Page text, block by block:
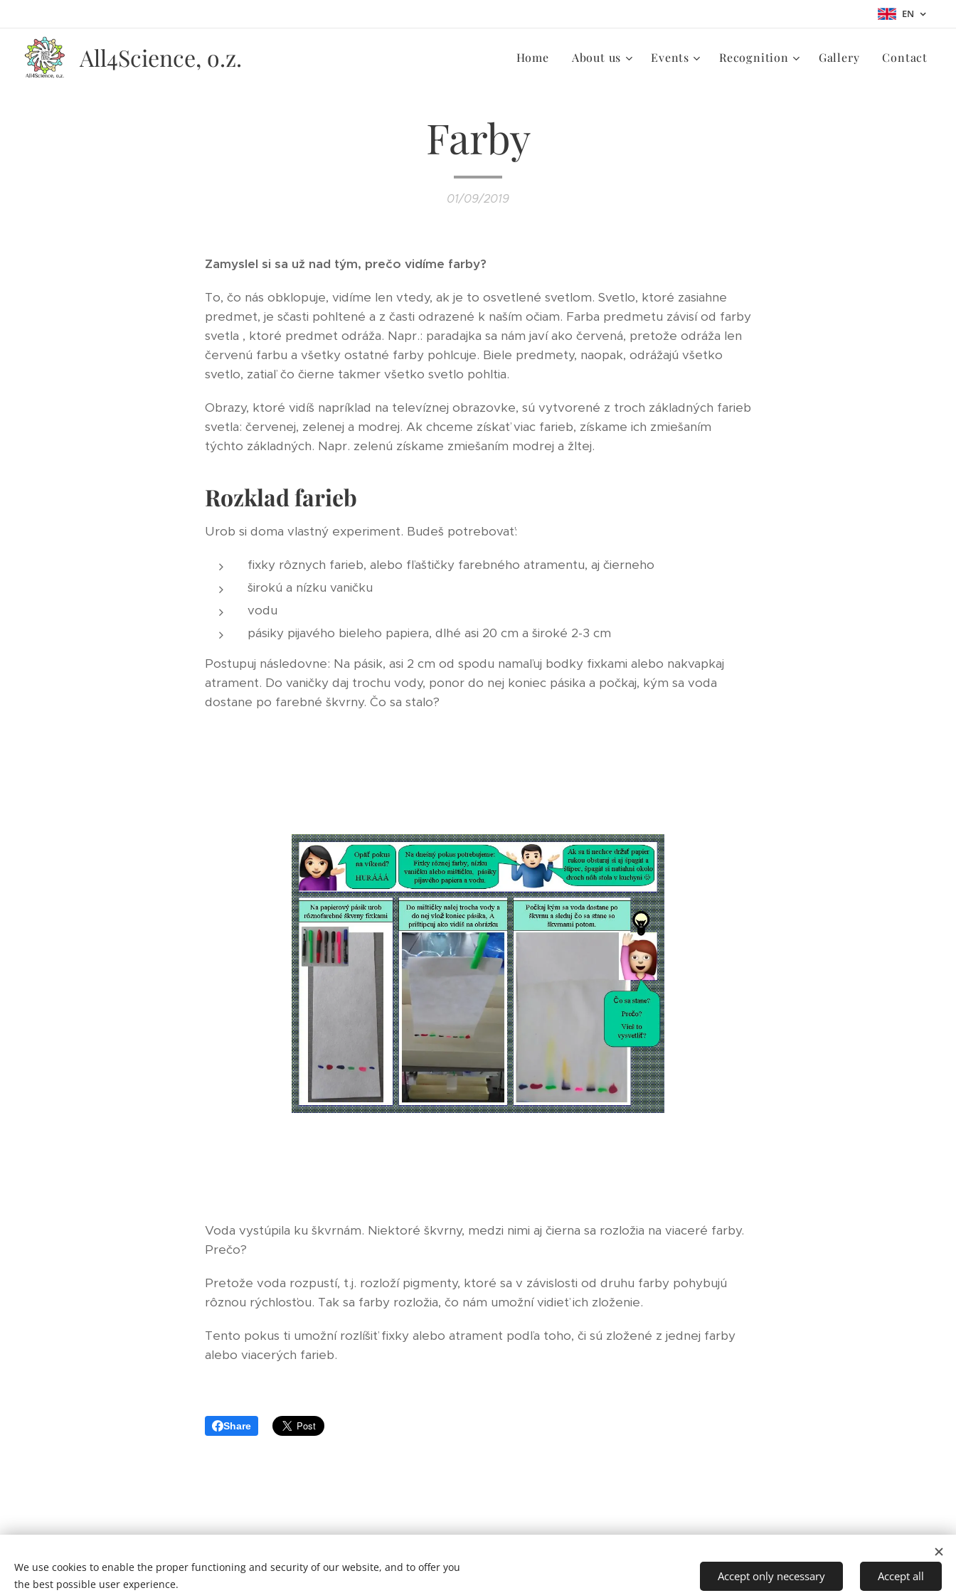
EN
All4Science, o.z. Home About us Events Recognition Gallery Contact
Farby
01/09/2019
Zamyslel si sa už nad tým, prečo vidíme farby?
To, čo nás obklopuje, vidíme len vtedy, ak je to osvetlené svetlom. Svetlo, ktoré zasiahne
predmet, je sčasti pohltené a z časti odrazené k naším očiam. Farba predmetu závisí od farby
svetla , ktoré predmet odráža. Napr.: paradajka sa nám javí ako červená, pretože odráža len
červenú farbu a všetky ostatné farby pohlcuje. Biele predmety, naopak, odrážajú všetko
svetlo, zatiaľ čo čierne takmer všetko svetlo pohltia.
Obrazy, ktoré vidíš napríklad na televíznej obrazovke, sú vytvorené z troch základných farieb
svetla: červenej, zelenej a modrej. Ak chceme získať viac farieb, získame ich zmiešaním
týchto základných. Napr. zelenú získame zmiešaním modrej a žltej.
Rozklad farieb
Urob si doma vlastný experiment. Budeš potrebovať:
fixky rôznych farieb, alebo fľaštičky farebného atramentu, aj čierneho
širokú a nízku vaničku
vodu
pásiky pijavého bieleho papiera, dlhé asi 20 cm a široké 2-3 cm
Postupuj následovne: Na pásik, asi 2 cm od spodu namaľuj bodky fixkami alebo nakvapkaj
atrament. Do vaničky daj trochu vody, ponor do nej koniec pásika a počkaj, kým sa voda
dostane po farebné škvrny. Čo sa stalo?
Voda vystúpila ku škvrnám. Niektoré škvrny, medzi nimi aj čierna sa rozložia na viaceré farby.
Prečo?
Pretože voda rozpustí, t.j. rozloží pigmenty, ktoré sa v závislosti od druhu farby pohybujú
rôznou rýchlosťou. Tak sa farby rozložia, čo nám umožní vidieť ich zloženie.
Tento pokus ti umožní rozlíšiť fixky alebo atrament podľa toho, či sú zložené z jednej farby
alebo viacerých farieb.
Share
© 2018All4Science, o.z. -All rights reserved.
Cookies
English
We use cookies to enable the proper functioning and security of our website, and to offer you
the best possible user experience.
Accept only necessary Accept all